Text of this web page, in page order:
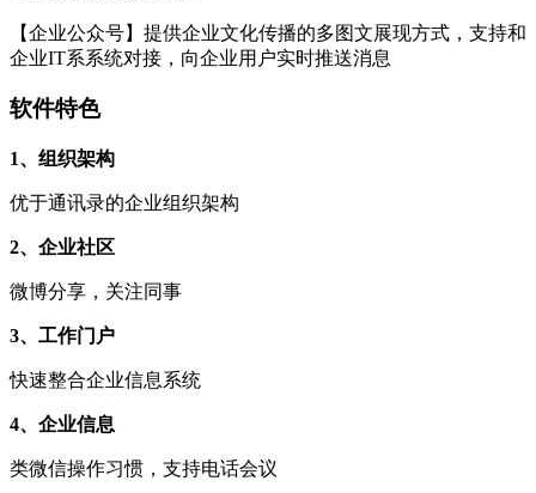
【企业公众号】提供企业文化传播的多图文展现方式，支持和
企业IT系系统对接，向企业用户实时推送消息
软件特色
1、组织架构
优于通讯录的企业组织架构
2、企业社区
微博分享，关注同事
3、工作门户
快速整合企业信息系统
4、企业信息
类微信操作习惯，支持电话会议